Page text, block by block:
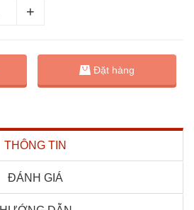
Đặt hàng
THÔNG TIN
ĐÁNH GIÁ